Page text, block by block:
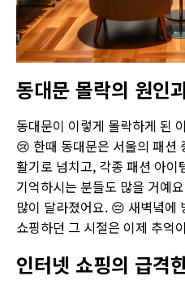
동대문 몰락의 원인
동대문이 이렇게 몰락하게 된
😢 한때 동대문은 서울의 패션
활기로 넘치고, 각종 패션 아
기억하시는 분들도 많을 거예
많이 달라졌어요. 😔 새벽녘에
쇼핑하던 그 시절은 이제 추억
인터넷 쇼핑의 급격